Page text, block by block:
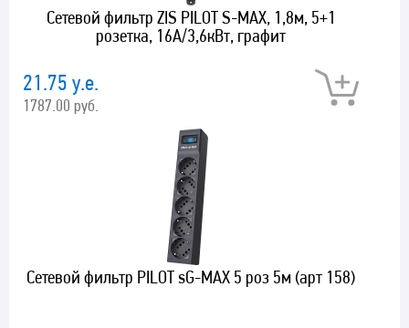
Сетевой фильтр ZIS PILOT S-MAX, 1,8м, 5+1
розетка, 16А/3,6кВт, графит
21.75 у.е.
1787.00 руб.
Сетевой фильтр PILOT sG-MAX 5 роз 5м (арт 158)